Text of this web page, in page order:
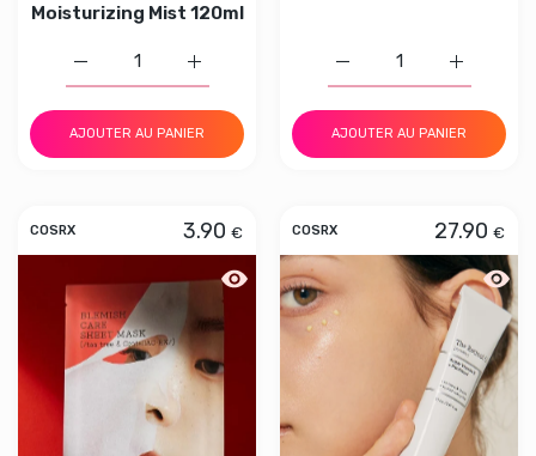
Moisturizing Mist 120ml
Augmenter la quantité de COSRX The
Augmenter la quantité de COSRX The Ceramide Skin
AJOUTER AU PANIER
Augmenter la quantité
AJOUTER AU PANIER
COSRX 3.90 €
Aperçu rapide COSRX AC Collection
COSRX 27.90 €